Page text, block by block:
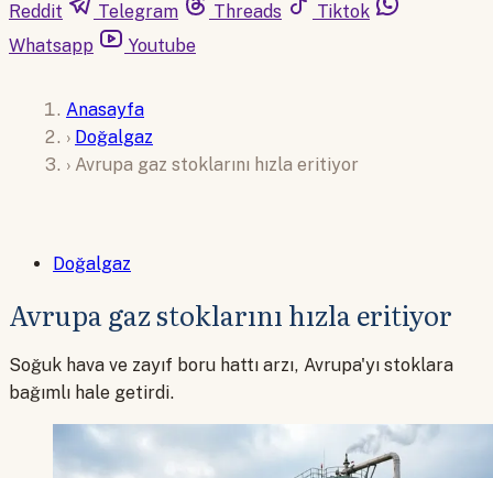
Reddit
Telegram Threads
Tiktok
Whatsapp
Youtube
Anasayfa
› Doğalgaz
› Avrupa gaz stoklarını hızla eritiyor
Doğalgaz
Avrupa gaz stoklarını hızla eritiyor
Soğuk hava ve zayıf boru hattı arzı, Avrupa'yı stoklara
bağımlı hale getirdi.